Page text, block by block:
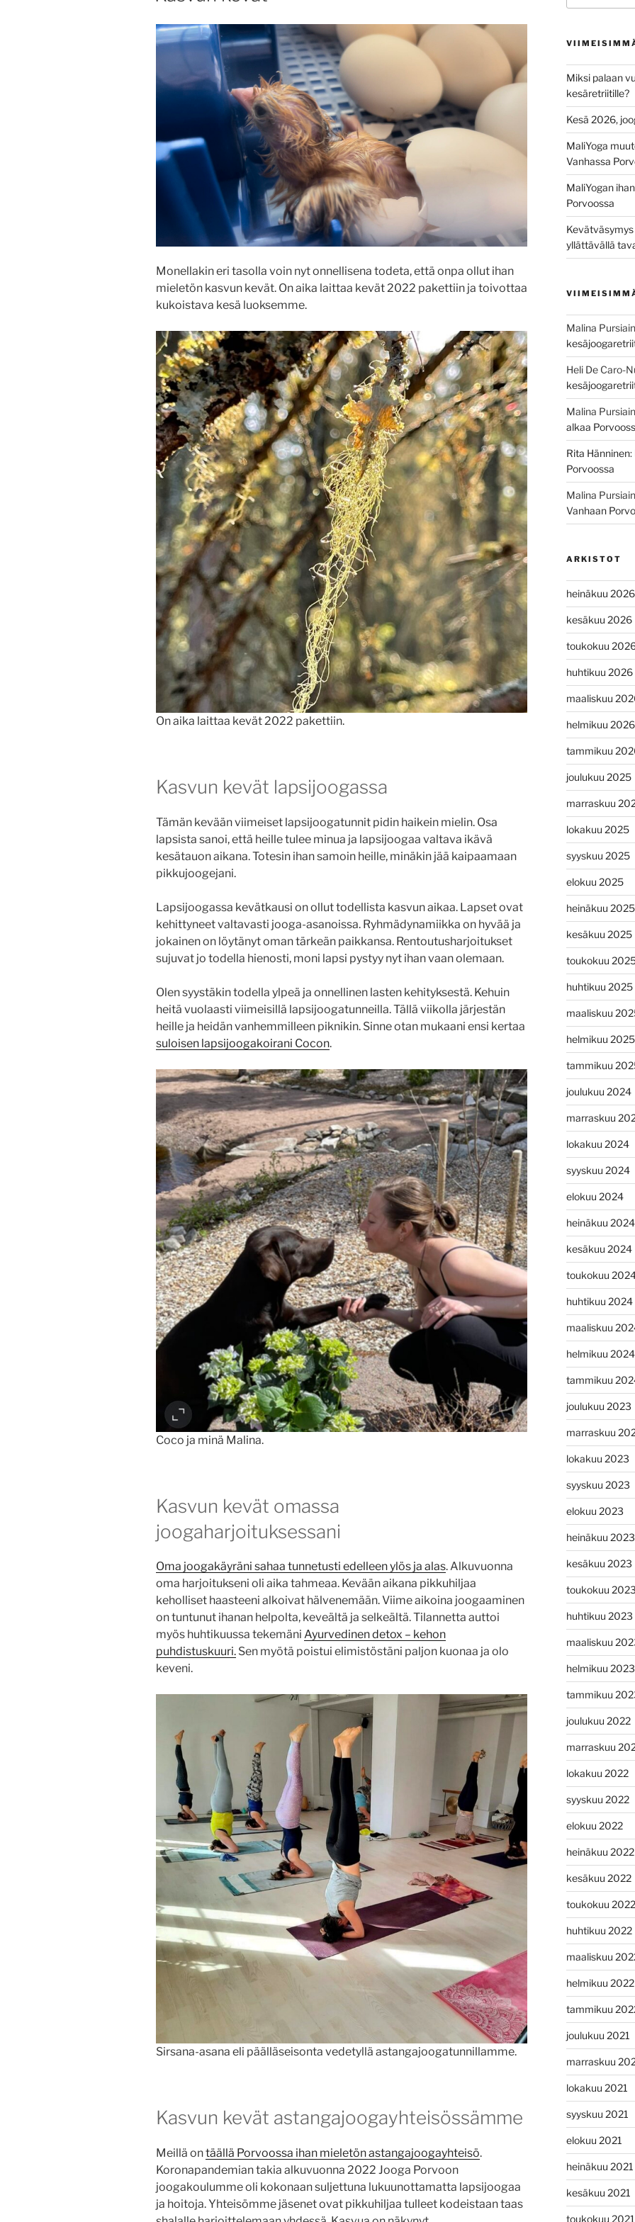
Monellakin eri tasolla voin nyt onnellisena todeta, että onpa ollut ihan
mieletön kasvun kevät. On aika laittaa kevät 2022 pakettiin ja toivottaa
kukoistava kesä luoksemme.
On aika laittaa kevät 2022 pakettiin.
Kasvun kevät lapsijoogassa
Tämän kevään viimeiset lapsijoogatunnit pidin haikein mielin. Osa
lapsista sanoi, että heille tulee minua ja lapsijoogaa valtava ikävä
kesätauon aikana. Totesin ihan samoin heille, minäkin jää kaipaamaan
pikkujoogejani.
Lapsijoogassa kevätkausi on ollut todellista kasvun aikaa. Lapset ovat
kehittyneet valtavasti jooga-asanoissa. Ryhmädynamiikka on hyvää ja
jokainen on löytänyt oman tärkeän paikkansa. Rentoutusharjoitukset
sujuvat jo todella hienosti, moni lapsi pystyy nyt ihan vaan olemaan.
Olen syystäkin todella ylpeä ja onnellinen lasten kehityksestä. Kehuin
heitä vuolaasti viimeisillä lapsijoogatunneilla. Tällä viikolla järjestän
heille ja heidän vanhemmilleen piknikin. Sinne otan mukaani ensi kertaa
suloisen lapsijoogakoirani Cocon.
Coco ja minä Malina.
Kasvun kevät omassa
joogaharjoituksessani
Oma joogakäyräni sahaa tunnetusti edelleen ylös ja alas. Alkuvuonna
oma harjoitukseni oli aika tahmeaa. Kevään aikana pikkuhiljaa
keholliset haasteeni alkoivat hälvenemään. Viime aikoina joogaaminen
on tuntunut ihanan helpolta, keveältä ja selkeältä. Tilannetta auttoi
myös huhtikuussa tekemäni Ayurvedinen detox – kehon
puhdistuskuuri. Sen myötä poistui elimistöstäni paljon kuonaa ja olo
keveni.
Sirsana-asana eli päälläseisonta vedetyllä astangajoogatunnillamme.
Kasvun kevät astangajoogayhteisössämme
Meillä ontäällä Porvoossa ihan mieletön astangajoogayhteisö.
Koronapandemian takia alkuvuonna 2022 Jooga Porvoon
joogakoulumme oli kokonaan suljettuna lukuunottamatta lapsijoogaa
ja hoitoja. Yhteisömme jäsenet ovat pikkuhiljaa tulleet kodeistaan taas
Miksi palaan
kesäretriitille?
Kesä 2026,
MaliYoga
Vanhassa
MaliYogan
Porvoossa
yllättävällä
Malina
Heli De Caro-
Malina
alkaa
Rita Hänninen:
Porvoossa
Malina
Vanhaan
ARKISTOT
heinäkuu 2026
kesäkuu 2026
toukokuu
huhtikuu 2026
maaliskuu
helmikuu 2026
tammikuu
joulukuu 2025
marraskuu
lokakuu 2025
syyskuu 2025
elokuu 2025
heinäkuu 2025
kesäkuu 2025
toukokuu
huhtikuu 2025
maaliskuu
helmikuu 2025
tammikuu
joulukuu 2024
marraskuu
lokakuu 2024
syyskuu 2024
elokuu 2024
heinäkuu 2024
kesäkuu 2024
toukokuu
huhtikuu 2024
maaliskuu
helmikuu 2024
tammikuu
joulukuu 2023
marraskuu
lokakuu 2023
syyskuu 2023
elokuu 2023
heinäkuu 2023
kesäkuu 2023
toukokuu 2023
huhtikuu 2023
maaliskuu
helmikuu 2023
tammikuu
joulukuu 2022
marraskuu
lokakuu 2022
syyskuu 2022
elokuu 2022
heinäkuu 2022
kesäkuu 2022
toukokuu 2022
huhtikuu 2022
maaliskuu
helmikuu 2022
tammikuu
joulukuu 2021
marraskuu
lokakuu 2021
syyskuu 2021
elokuu 2021
heinäkuu 2021
kesäkuu 2021
toukokuu 2021